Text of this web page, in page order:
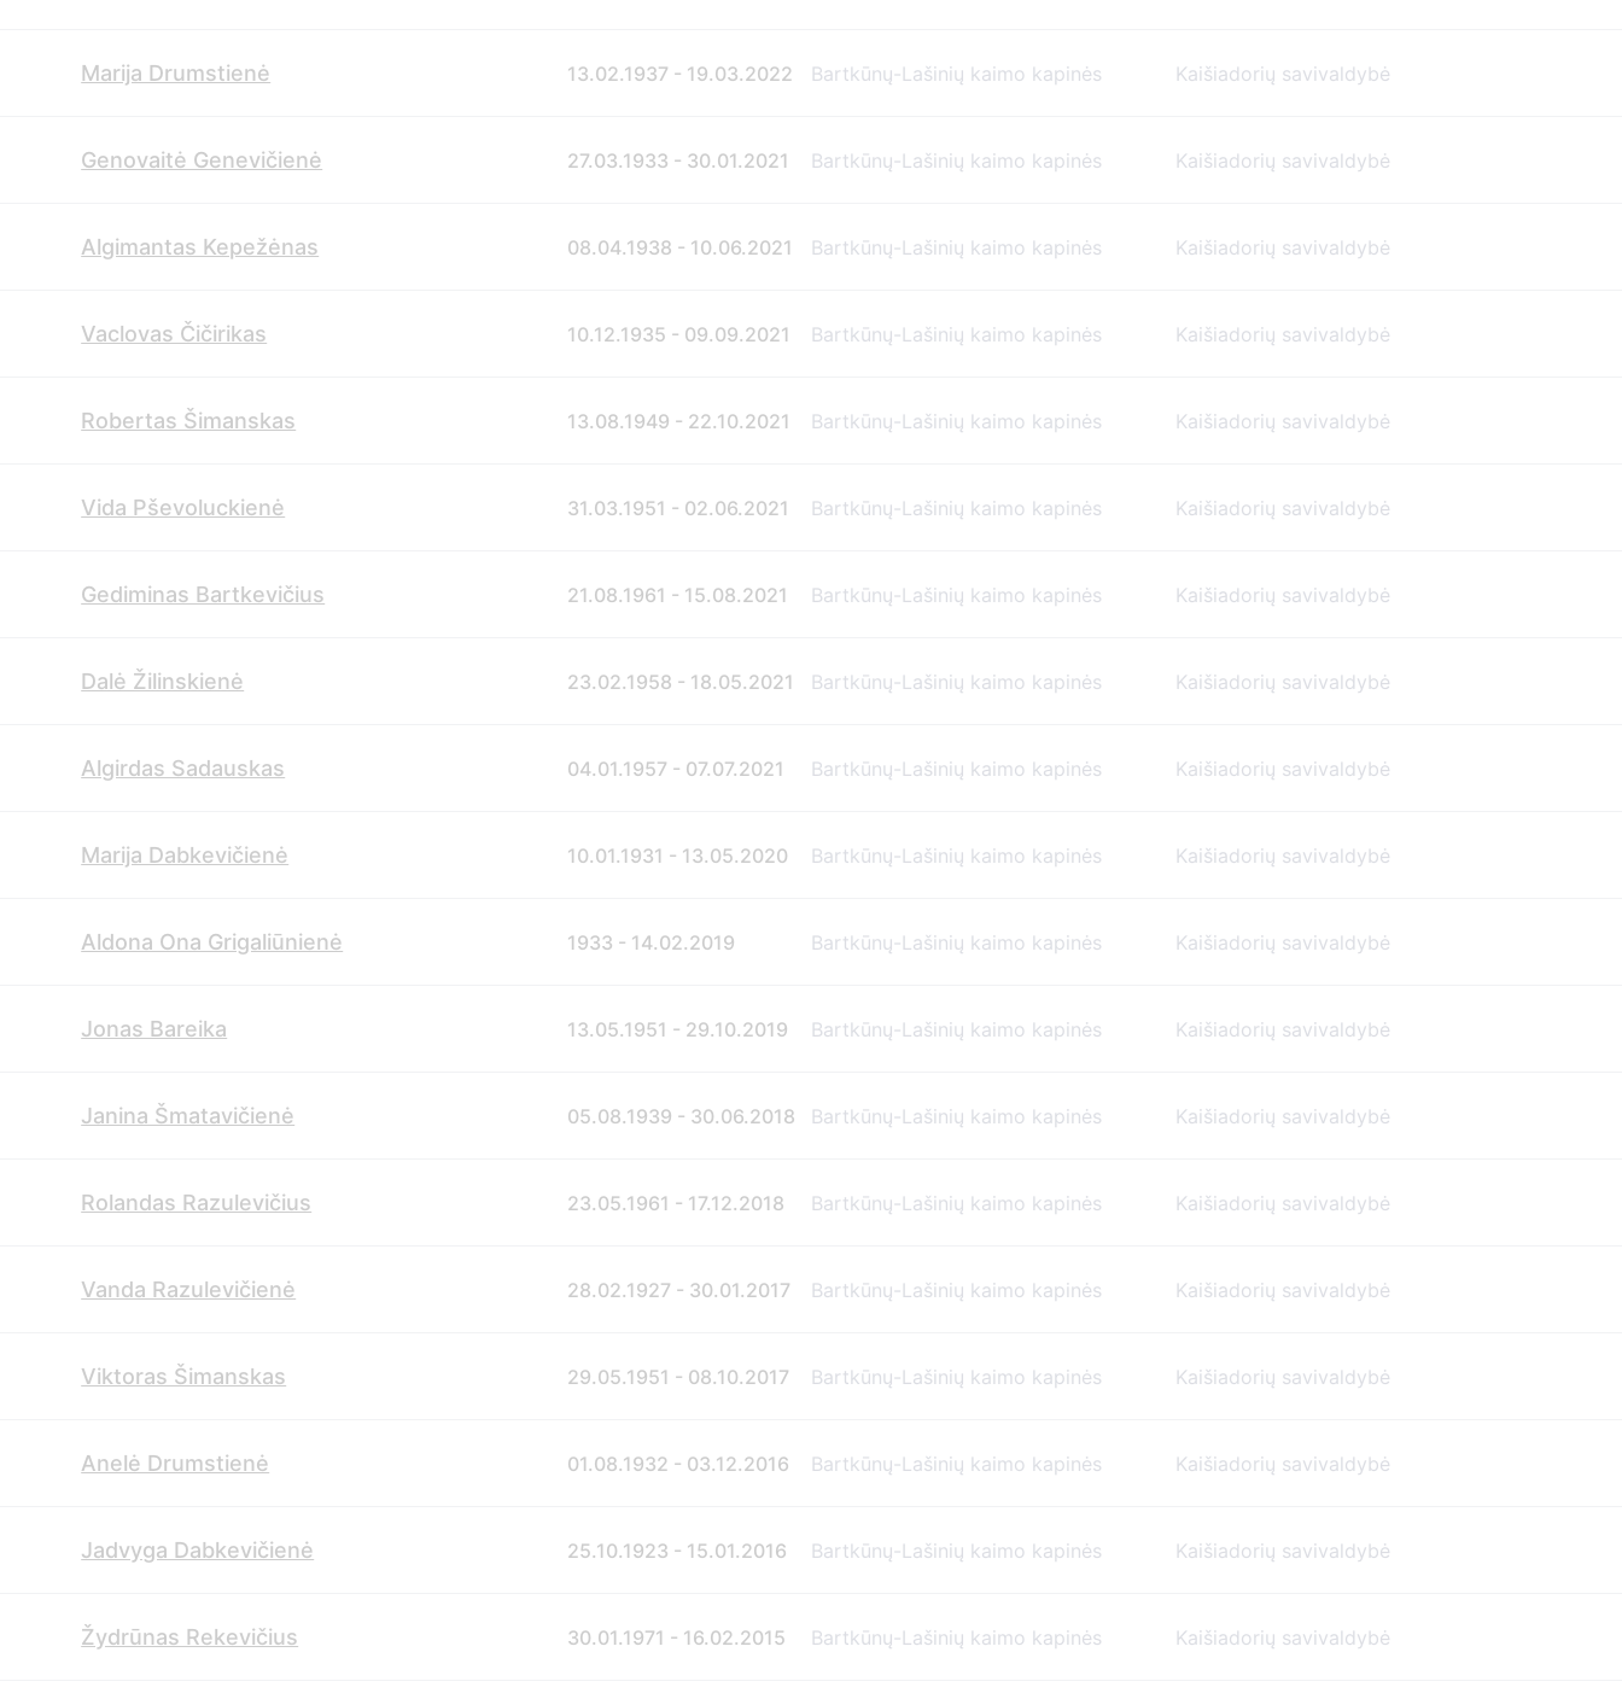
Marija Drumstienė 13.02.1937 - 19.03.2022 Bartkūnų-Lašinių kaimo kapinės Kaišiadorių savivaldybė
Genovaitė Genevičienė 27.03.1933 - 30.01.2021 Bartkūnų-Lašinių kaimo kapinės Kaišiadorių savivaldybė
Algimantas Kepežėnas 08.04.1938 - 10.06.2021 Bartkūnų-Lašinių kaimo kapinės Kaišiadorių savivaldybė
Vaclovas Čičirikas 10.12.1935 - 09.09.2021 Bartkūnų-Lašinių kaimo kapinės Kaišiadorių savivaldybė
Robertas Šimanskas 13.08.1949 - 22.10.2021 Bartkūnų-Lašinių kaimo kapinės Kaišiadorių savivaldybė
Vida Pševoluckienė 31.03.1951 - 02.06.2021 Bartkūnų-Lašinių kaimo kapinės Kaišiadorių savivaldybė
Gediminas Bartkevičius 21.08.1961 - 15.08.2021 Bartkūnų-Lašinių kaimo kapinės Kaišiadorių savivaldybė
Dalė Žilinskienė 23.02.1958 - 18.05.2021 Bartkūnų-Lašinių kaimo kapinės Kaišiadorių savivaldybė
Algirdas Sadauskas 04.01.1957 - 07.07.2021 Bartkūnų-Lašinių kaimo kapinės Kaišiadorių savivaldybė
Marija Dabkevičienė 10.01.1931 - 13.05.2020 Bartkūnų-Lašinių kaimo kapinės Kaišiadorių savivaldybė
Aldona Ona Grigaliūnienė 1933 - 14.02.2019 Bartkūnų-Lašinių kaimo kapinės Kaišiadorių savivaldybė
Jonas Bareika 13.05.1951 - 29.10.2019 Bartkūnų-Lašinių kaimo kapinės Kaišiadorių savivaldybė
Janina Šmatavičienė 05.08.1939 - 30.06.2018 Bartkūnų-Lašinių kaimo kapinės Kaišiadorių savivaldybė
Rolandas Razulevičius 23.05.1961 - 17.12.2018 Bartkūnų-Lašinių kaimo kapinės Kaišiadorių savivaldybė
Vanda Razulevičienė 28.02.1927 - 30.01.2017 Bartkūnų-Lašinių kaimo kapinės Kaišiadorių savivaldybė
Viktoras Šimanskas 29.05.1951 - 08.10.2017 Bartkūnų-Lašinių kaimo kapinės Kaišiadorių savivaldybė
Anelė Drumstienė 01.08.1932 - 03.12.2016 Bartkūnų-Lašinių kaimo kapinės Kaišiadorių savivaldybė
Jadvyga Dabkevičienė 25.10.1923 - 15.01.2016 Bartkūnų-Lašinių kaimo kapinės Kaišiadorių savivaldybė
Žydrūnas Rekevičius 30.01.1971 - 16.02.2015 Bartkūnų-Lašinių kaimo kapinės Kaišiadorių savivaldybė